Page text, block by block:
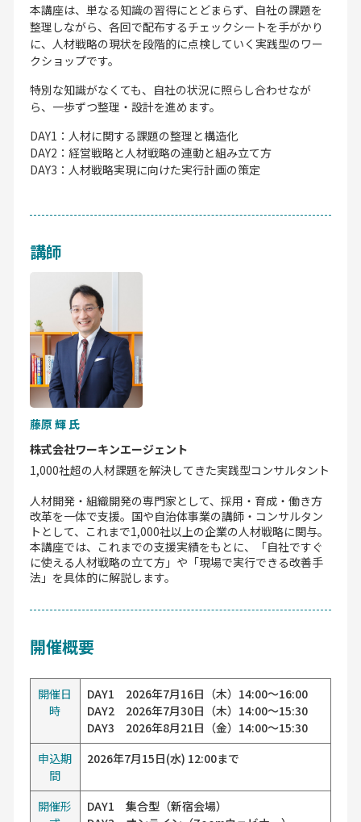
本講座は、単なる知識の習得にとどまらず、自社の課題を
整理しながら、各回で配布するチェックシートを手がかり
に、人材戦略の現状を段階的に点検していく実践型のワー
クショップです。
特別な知識がなくても、自社の状況に照らし合わせなが
ら、一歩ずつ整理・設計を進めます。
DAY1：人材に関する課題の整理と構造化
DAY2：経営戦略と人材戦略の連動と組み立て方
DAY3：人材戦略実現に向けた実行計画の策定
講師
藤原 輝 氏
株式会社ワーキンエージェント
1,000社超の人材課題を解決してきた実践型コンサルタント
人材開発・組織開発の専門家として、採用・育成・働き方
改革を一体で支援。国や自治体事業の講師・コンサルタン
トとして、これまで1,000社以上の企業の人材戦略に関与。
本講座では、これまでの支援実績をもとに、「自社ですぐ
に使える人材戦略の立て方」や「現場で実行できる改善手
法」を具体的に解説します。
開催概要
開催日
時
DAY1 2026年7月16日（木）14:00～16:00
DAY2 2026年7月30日（木）14:00～15:30
DAY3 2026年8月21日（金）14:00～15:30
申込期
間
2026年7月15日(水) 12:00まで
開催形
DAY1 集合型（新宿会場）